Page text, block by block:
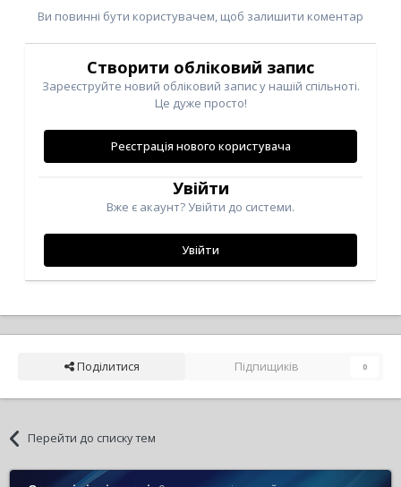
Ви повинні бути користувачем, щоб залишити коментар
Створити обліковий запис
Зареєструйте новий обліковий запис у нашій спільноті.
Це дуже просто!
Реєстрація нового користувача
Увійти
Вже є акаунт? Увійти до системи.
Увійти
Поділитися Підпищиків 0
Перейти до списку тем